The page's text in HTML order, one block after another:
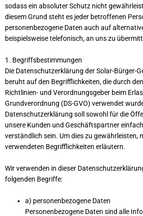
sodass ein absoluter Schutz nicht
diesem Grund steht es jeder betroffenen
personenbezogene Daten auch auf
beispielsweise telefonisch, an uns zu
1. Begriffsbestimmungen
Die Datenschutzerklärung der Solar-Bürger-
beruht auf den Begrifflichkeiten, die durch
Richtlinien- und Verordnungsgeber beim
Grundverordnung (DS-GVO) verwendet
Datenschutzerklärung soll sowohl für die
unsere Kunden und Geschäftspartner
verständlich sein. Um dies zu gewährleisten,
verwendeten Begrifflichkeiten erläutern.
Wir verwenden in dieser
folgenden Begriffe:
a) personenbezogene Daten
Personenbezogene Daten sind alle